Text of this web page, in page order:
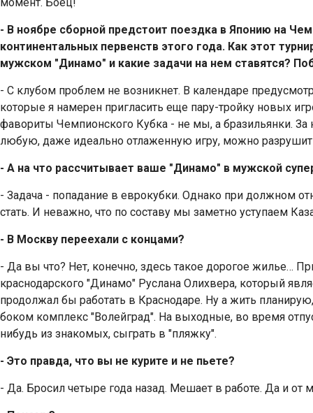
- В ноябре сборной предстоит поездка в Японию на
континентальных первенств этого года. Как этот
мужском "Динамо" и какие задачи на нем ставятся?
- С клубом проблем не возникнет. В календаре
которые я намерен пригласить еще пару-тройку новых
фавориты Чемпионского Кубка - не мы, а бразильянки. За
любую, даже идеально отлаженную игру, можно
- А на что рассчитывает ваше "Динамо" в мужской
- Задача - попадание в еврокубки. Однако при должном
стать. И неважно, что по составу мы заметно уступаем
- В Москву переехали с концами?
- Да вы что? Нет, конечно, здесь такое дорогое жилье…
краснодарского "Динамо" Руслана Олихвера, который
продолжал бы работать в Краснодаре. Ну а жить
боком комплекс "Волейград". На выходные, во время
нибудь из знакомых, сыграть в "пляжку".
- Это правда, что вы не курите и не пьете?
- Да. Бросил четыре года назад. Мешает в работе. Да и от